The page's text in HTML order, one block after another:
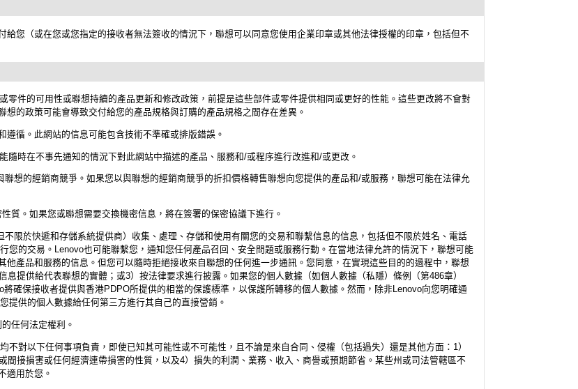
您（或在您或您指定的接收者無法簽收的情況下，聯想可以同意您使用企業印章或其他法律授權的印章，包括但不
零件的可用性或聯想持續的產品更新和修改政策，前提是這些部件或零件提供相同或更好的性能。這些更改將不會對
的政策可能會導致交付給您的產品規格與訂購的產品規格之間存在差異。
循。此網站的信息可能包含技術不準確或排版錯誤。
時在不事先通知的情況下對此網站中描述的產品、服務和/或程序進行改進和/或更改。
想的經銷商競爭。如果您以與聯想的經銷商競爭的折扣價格轉售聯想向您提供的產品和/或服務，聯想可能在法律允
質。如果您或聯想需要交換機密信息，將在簽署的保密協議下進行。
限於快遞和存儲系統提供商）收集、處理、存儲和使用有關您的交易和聯繫信息的信息，包括但不限於姓名、電話
您的交易。Lenovo也可能聯繫您，通知您任何產品召回、安全問題或服務行動。在當地法律允許的情況下，聯想可能
產品和服務的信息。但您可以隨時拒絕接收來自聯想的任何進一步通訊。您同意，在實現這些目的的過程中，聯想
提供給代表聯想的實體；或3）按法律要求進行披露。如果您的個人數據（如個人數據（私隱）條例（第486章）
將確保接收者提供與香港PDPO所提供的相當的保護標準，以保護所轉移的個人數據。然而，除非Lenovo向您明確通
提供的個人數據給任何第三方進行其自己的直接營銷。
任何法定權利。
對以下任何事項負責，即使已知其可能性或不可能性，且不論是來自合同、侵權（包括過失）還是其他方面：1）
接損害或任何經濟連帶損害的性質，以及4）損失的利潤、業務、收入、商譽或預期節省。某些州或司法管轄區不
適用於您。